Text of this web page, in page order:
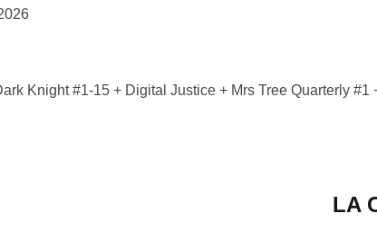
Knight #1-15 + Digital Justice + Mrs Tree Quarterly #1
LA